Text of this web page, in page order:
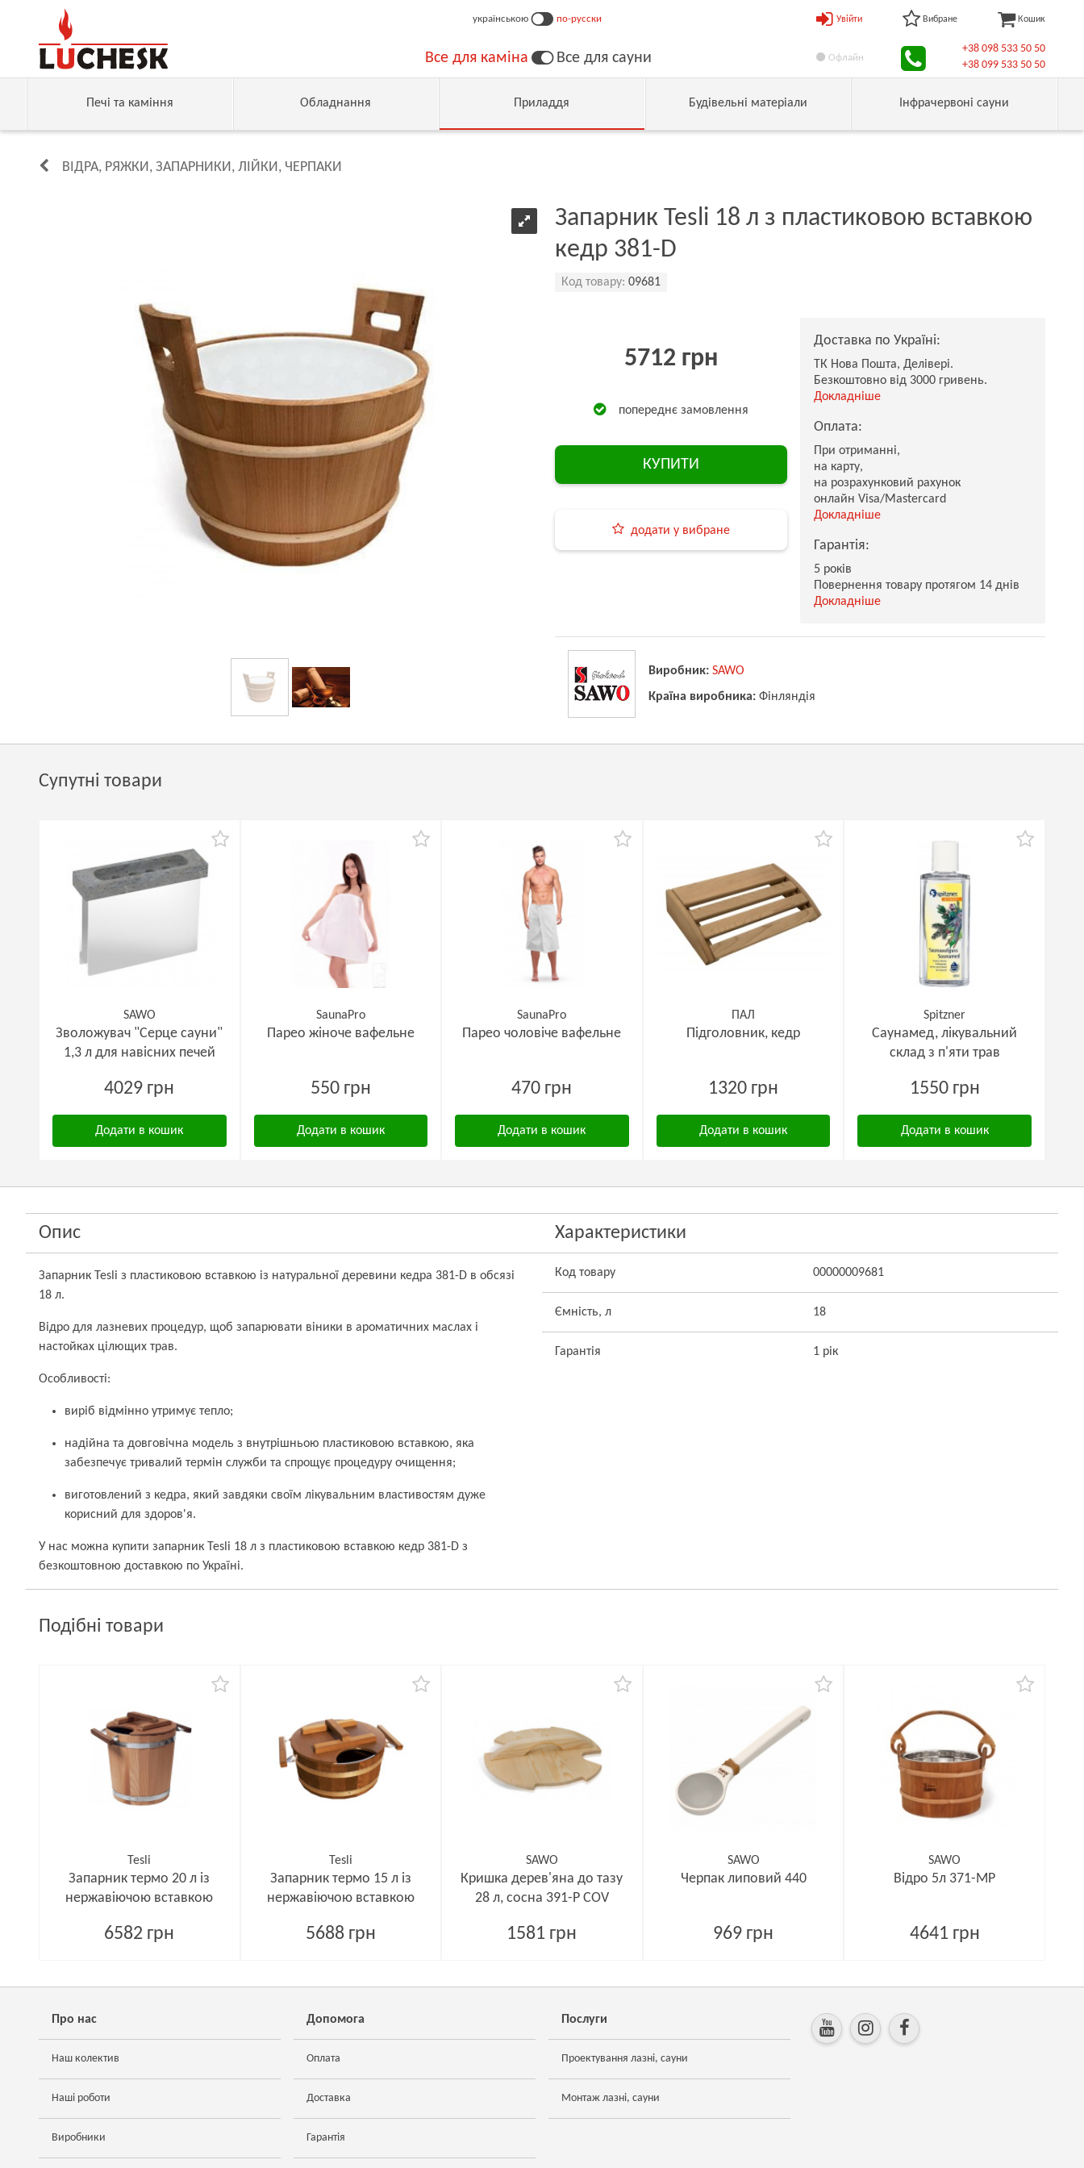
українською по-русски
Все для каміна Все для сауни
Увійти Вибране Кошик
Офлайн
+38 098 533 50 50
+38 099 533 50 50
Печі та каміння Обладнання Приладдя Будівельні матеріали Інфрачервоні сауни
ВІДРА, РЯЖКИ, ЗАПАРНИКИ, ЛІЙКИ, ЧЕРПАКИ
Запарник Tesli 18 л з пластиковою вставкою
кедр 381-D
Код товару: 09681
5712 грн
попереднє замовлення
КУПИТИ
додати у вибране
Доставка по Україні:
ТК Нова Пошта, Делівері.
Безкоштовно від 3000 гривень.
Докладніше
Оплата:
При отриманні,
на карту,
на розрахунковий рахунок
онлайн Visa/Mastercard
Докладніше
Гарантія:
5 років
Повернення товару протягом 14 днів
Докладніше
Виробник: SAWO
Країна виробника: Фінляндія
Супутні товари
SAWO
Зволожувач "Серце сауни"
1,3 л для навісних печей
4029 грн
Додати в кошик
SaunaPro
Парео жіноче вафельне
550 грн
Додати в кошик
SaunaPro
Парео чоловіче вафельне
470 грн
Додати в кошик
ПАЛ
Підголовник, кедр
1320 грн
Додати в кошик
Spitzner
Саунамед, лікувальний
склад з п'яти трав
1550 грн
Додати в кошик
Опис
Запарник Tesli з пластиковою вставкою із натуральної деревини кедра 381-D в обсязі
18 л.
Відро для лазневих процедур, щоб запарювати віники в ароматичних маслах і
настойках цілющих трав.
Особливості:
виріб відмінно утримує тепло;
надійна та довговічна модель з внутрішньою пластиковою вставкою, яка
забезпечує тривалий термін служби та спрощує процедуру очищення;
виготовлений з кедра, який завдяки своїм лікувальним властивостям дуже
корисний для здоров'я.
У нас можна купити запарник Tesli 18 л з пластиковою вставкою кедр 381-D з
безкоштовною доставкою по Україні.
Характеристики
Код товару 00000009681
Ємність, л 18
Гарантія 1 рік
Подібні товари
Tesli
Запарник термо 20 л із
нержавіючою вставкою
6582 грн
Tesli
Запарник термо 15 л із
нержавіючою вставкою
5688 грн
SAWO
Кришка дерев'яна до тазу
28 л, сосна 391-P COV
1581 грн
SAWO
Черпак липовий 440
969 грн
SAWO
Відро 5л 371-MP
4641 грн
Про нас
Наш колектив
Наші роботи
Виробники
Допомога
Оплата
Доставка
Гарантія
Послуги
Проектування лазні, сауни
Монтаж лазні, сауни